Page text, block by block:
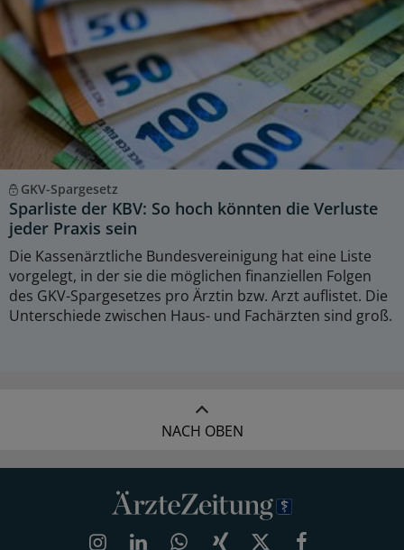
GKV-Spargesetz
Sparliste der KBV: So hoch könnten die Verluste
jeder Praxis sein
Die Kassenärztliche Bundesvereinigung hat eine Liste
vorgelegt, in der sie die möglichen finanziellen Folgen
des GKV-Spargesetzes pro Ärztin bzw. Arzt auflistet. Die
Unterschiede zwischen Haus- und Fachärzten sind groß.
NACH OBEN